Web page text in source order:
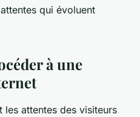
qui évoluent
à une
les attentes des visiteurs